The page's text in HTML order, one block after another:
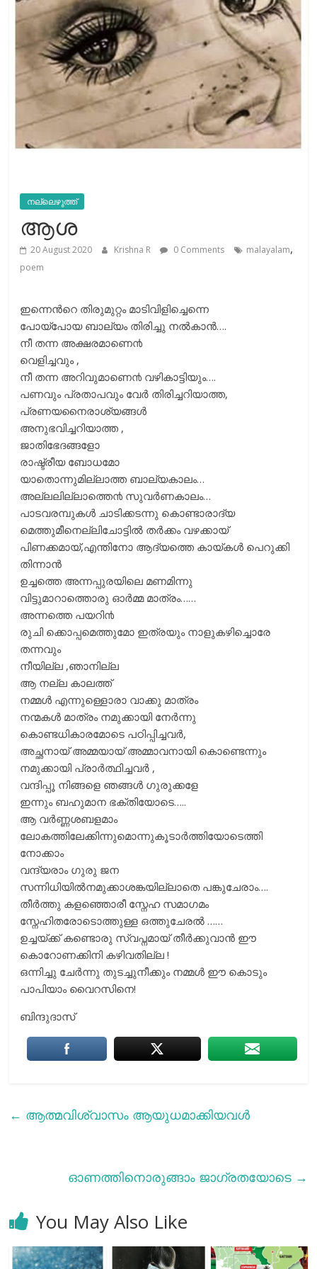
നല്ലെഴുത്ത്
ആശ
20 August 2020 Krishna R 0 Comments malayalam,
poem
ഇന്നെൻറെ തിരുമുറ്റം മാടിവിളിച്ചെന്നെ
പോയ്പോയ ബാല്യം തിരിച്ചു നൽകാൻ….
നീ തന്ന അക്ഷരമാണെ൯
വെളിച്ചവും ,
നീ തന്ന അറിവുമാണെ൯ വഴികാട്ടിയും….
പണവും പ്രതാപവും വേർ തിരിച്ചറിയാത്ത,
പ്രണയനൈരാശ്യങ്ങൾ
അനുഭവിച്ചറിയാത്ത ,
ജാതിഭേദങ്ങളോ
രാഷ്ട്രീയ ബോധമോ
യാതൊന്നുമില്ലാത്ത ബാല്യകാലം…
അല്ലലില്ലാത്തെ൯ സുവർണകാലം…
പാടവരമ്പുകൾ ചാടിക്കടന്നു കൊണ്ടാരാദ്യ
മെത്തുമീനെല്ലിചോട്ടിൽ തർക്കം വഴക്കായ്
പിണക്കമായ്,എന്തിനോ ആദ്യത്തെ കായ്കൾ പെറുക്കി
തിന്നാൻ
ഉച്ചത്തെ അന്നപ്പുരയിലെ മണമിന്നു
വിട്ടുമാറാത്തൊരു ഓർമ്മ മാത്രം……
അന്നത്തെ പയറി൯
രുചി ക്കൊപ്പമെത്തുമോ ഇത്രയും നാളുകഴിച്ചൊരേ
തന്നവും
നീയില്ല ,ഞാനില്ല
ആ നല്ല കാലത്ത്
നമ്മൾ എന്നുള്ളൊരാ വാക്കു മാത്രം
നന്മകൾ മാത്രം നമുക്കായി നേർന്നു
കൊണ്ടധികാരമോടെ പഠിപ്പിച്ചവർ,
അച്ഛനായ് അമ്മയായ് അമ്മാവനായി കൊണ്ടെന്നും
നമുക്കായി പ്രാർത്ഥിച്ചവർ ,
വന്ദിപ്പൂ നിങ്ങളെ ഞങ്ങൾ ഗുരുക്കളേ
ഇന്നും ബഹുമാന ഭക്തിയോടെ…..
ആ വർണ്ണശബളമാം
ലോകത്തിലേക്കിന്നുമൊന്നുകൂടാർത്തിയോടെത്തി
നോക്കാം
വന്ദ്യരാം ഗുരു ജന
സന്നിധിയിൽനമുക്കാശങ്കയില്ലാതെ പങ്കുചേരാം….
തീർത്തു കളഞ്ഞൊരീ സ്നേഹ സമാഗമം
സ്നേഹിതരോടൊത്തുള്ള ഒത്തുചേരൽ ……
ഉച്ചയ്ക്ക് കണ്ടൊരു സ്വപ്നമായ് തീർക്കുവാൻ ഈ
കൊറോണക്കിനി കഴിവതില്ല !
ഒന്നിച്ചു ചേർന്നു തുടച്ചുനീക്കും നമ്മൾ ഈ കൊടും
പാപിയാം വൈറസിനെ!
ബിന്ദുദാസ്
← ആത്മവിശ്വാസം ആയുധമാക്കിയവള്‍
ഓണത്തിനൊരുങ്ങാം ജാഗ്രതയോടെ →
You May Also Like